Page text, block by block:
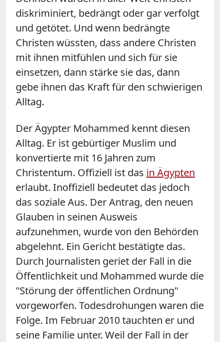
diskriminiert, bedrängt oder gar verfolgt
und getötet. Und wenn bedrängte
Christen wüssten, dass andere Christen
mit ihnen mitfühlen und sich für sie
einsetzen, dann stärke sie das, dann
gebe ihnen das Kraft für den schwierigen
Alltag.
Der Ägypter Mohammed kennt diesen
Alltag. Er ist gebürtiger Muslim und
konvertierte mit 16 Jahren zum
Christentum. Offiziell ist das in Ägypten
erlaubt. Inoffiziell bedeutet das jedoch
das soziale Aus. Der Antrag, den neuen
Glauben in seinen Ausweis
aufzunehmen, wurde von den Behörden
abgelehnt. Ein Gericht bestätigte das.
Durch Journalisten geriet der Fall in die
Öffentlichkeit und Mohammed wurde die
"Störung der öffentlichen Ordnung"
vorgeworfen. Todesdrohungen waren die
Folge. Im Februar 2010 tauchten er und
seine Familie unter. Weil der Fall in der